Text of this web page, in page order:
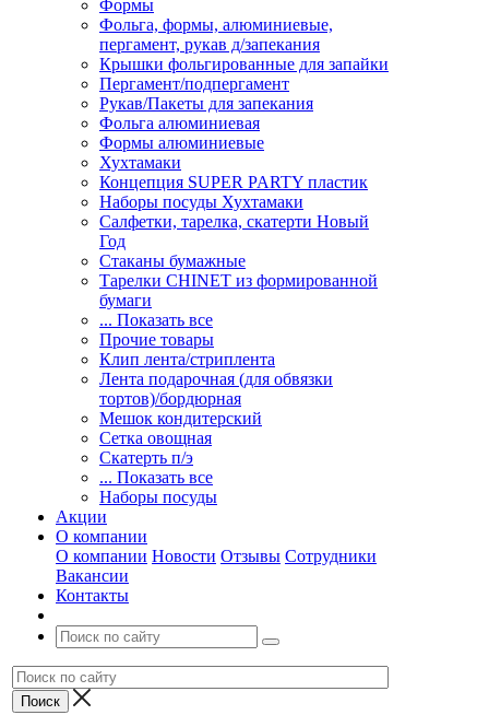
Формы
Фольга, формы, алюминиевые,
пергамент, рукав д/запекания
Крышки фольгированные для запайки
Пергамент/подпергамент
Рукав/Пакеты для запекания
Фольга алюминиевая
Формы алюминиевые
Хухтамаки
Концепция SUPER PARTY пластик
Наборы посуды Хухтамаки
Салфетки, тарелка, скатерти Новый
Год
Стаканы бумажные
Тарелки CHINET из формированной
бумаги
... Показать все
Прочие товары
Клип лента/стриплента
Лента подарочная (для обвязки
тортов)/бордюрная
Мешок кондитерский
Сетка овощная
Скатерть п/э
... Показать все
Наборы посуды
Акции
О компании
О компании Новости Отзывы Сотрудники
Вакансии
Контакты